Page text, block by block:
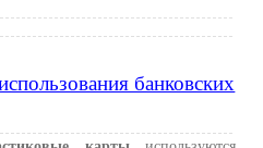
банковских